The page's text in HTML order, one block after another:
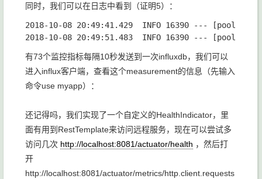
同时，我们可以在日志中看到（证明5）：
2018-10-08 20:49:41.429  INFO 16390 --- [pool-
有73个监控指标每隔10秒发送到一次influxdb，我们可以
进入influx客户端，查看这个measurement的信息（先输入
命令use myapp）：
还记得吗，我们实现了一个自定义的HealthIndicator，里
面有用到RestTemplate来访问远程服务，现在可以尝试多
访问几次 http://localhost:8081/actuator/health ，然后打
开
http://localhost:8081/actuator/metrics/http.client.requests